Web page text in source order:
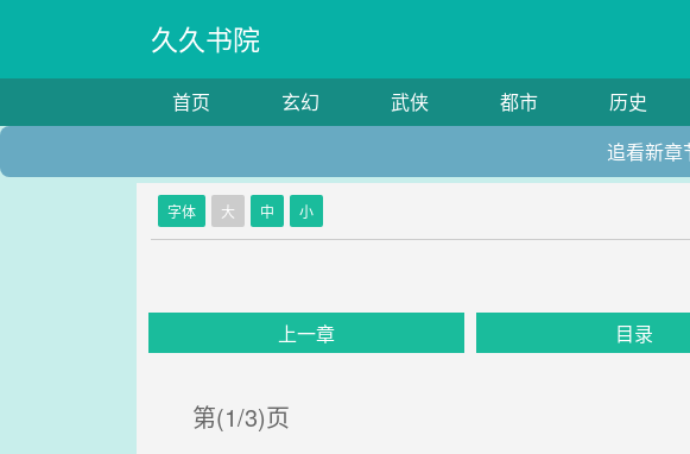
久久书院
首页 玄幻 武侠 都市 历史
追看新章
字体 大 中 小
上一章 目录
第(1/3)页